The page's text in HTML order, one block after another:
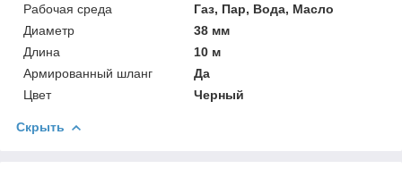
Рабочая среда
Газ, Пар, Вода, Масло
Диаметр
38 мм
Длина
10 м
Армированный шланг
Да
Цвет
Черный
Скрыть